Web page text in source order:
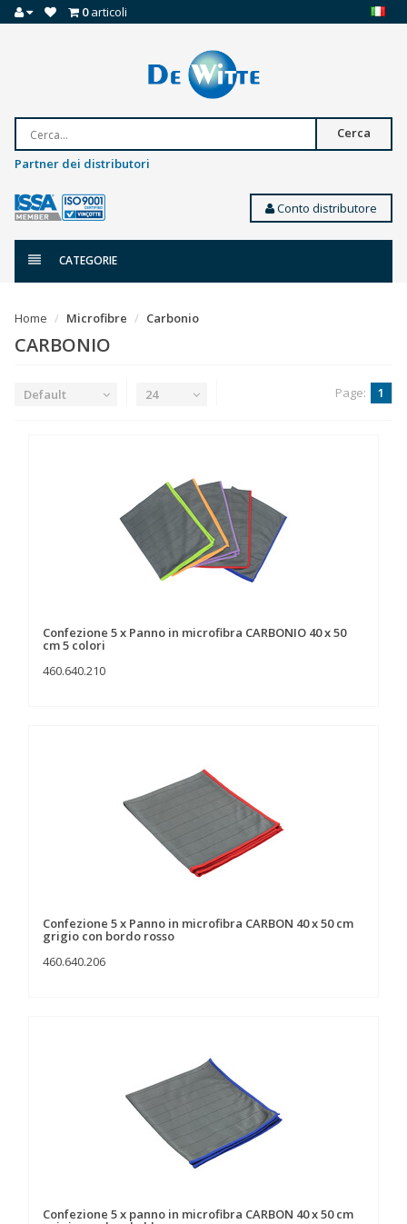
0articoli
Cerca
Partner dei distributori
Conto distributore
CATEGORIE
Home Microfibre Carbonio
CARBONIO
Default 24 Page: 1
Confezione 5 x Panno in microfibra CARBONIO 40 x 50
cm 5 colori
460.640.210
Confezione 5 x Panno in microfibra CARBON 40 x 50 cm
grigio con bordo rosso
460.640.206
Confezione 5 x panno in microfibra CARBON 40 x 50 cm